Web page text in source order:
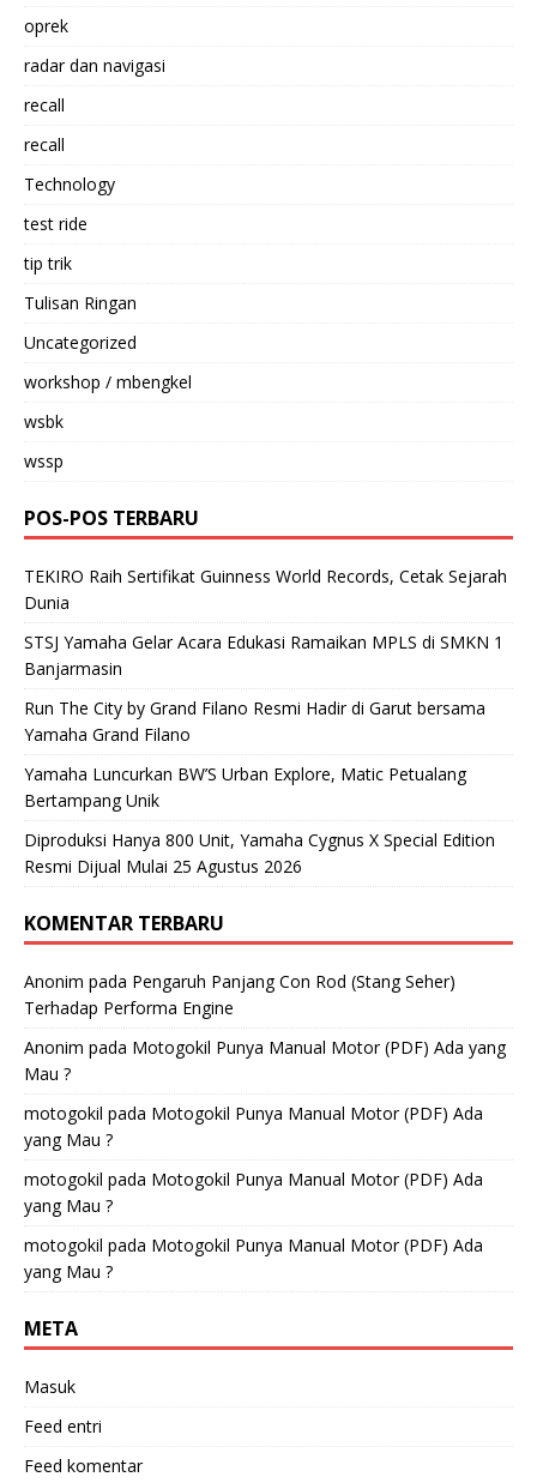
oprek
radar dan navigasi
recall
recall
Technology
test ride
tip trik
Tulisan Ringan
Uncategorized
workshop / mbengkel
wsbk
wssp
POS-POS TERBARU
TEKIRO Raih Sertifikat Guinness World Records, Cetak Sejarah
Dunia
STSJ Yamaha Gelar Acara Edukasi Ramaikan MPLS di SMKN 1
Banjarmasin
Run The City by Grand Filano Resmi Hadir di Garut bersama
Yamaha Grand Filano
Yamaha Luncurkan BW’S Urban Explore, Matic Petualang
Bertampang Unik
Diproduksi Hanya 800 Unit, Yamaha Cygnus X Special Edition
Resmi Dijual Mulai 25 Agustus 2026
KOMENTAR TERBARU
Anonim pada Pengaruh Panjang Con Rod (Stang Seher)
Terhadap Performa Engine
Anonim pada Motogokil Punya Manual Motor (PDF) Ada yang
Mau ?
motogokil pada Motogokil Punya Manual Motor (PDF) Ada
yang Mau ?
motogokil pada Motogokil Punya Manual Motor (PDF) Ada
yang Mau ?
motogokil pada Motogokil Punya Manual Motor (PDF) Ada
yang Mau ?
META
Masuk
Feed entri
Feed komentar